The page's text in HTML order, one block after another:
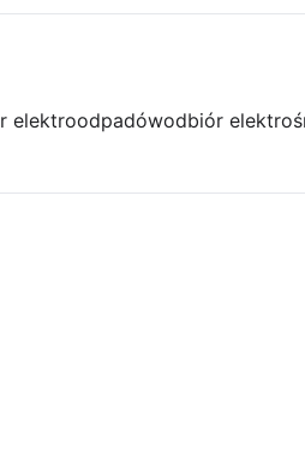
elektroodpadówodbiór